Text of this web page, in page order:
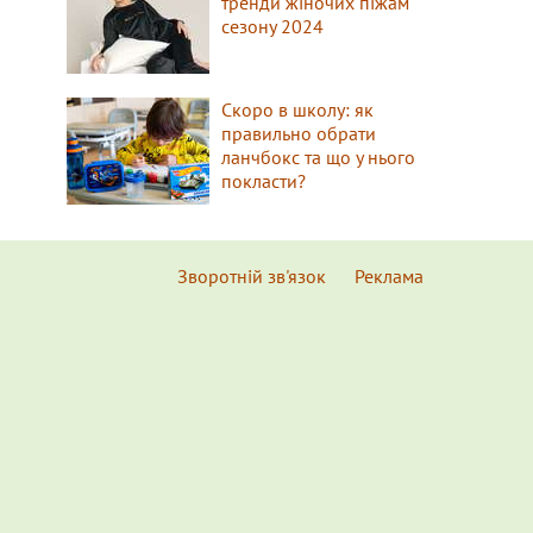
сезону 2024
Скоро в школу: як
правильно обрати
ланчбокс та що у нього
покласти?
Зворотній зв'язок Реклама